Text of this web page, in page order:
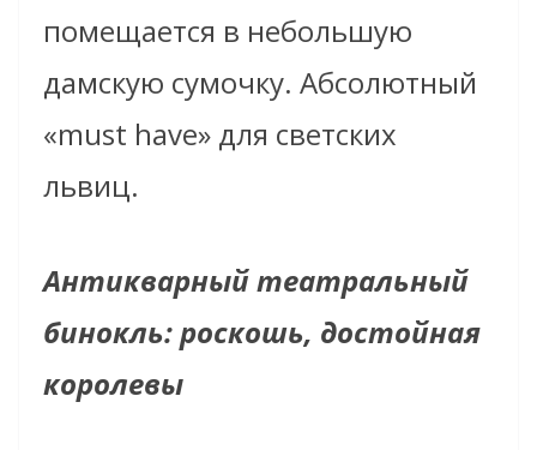
помещается в небольшую
дамскую сумочку. Абсолютный
«must have» для светских
львиц.
Антикварный театральный
бинокль: роскошь, достойная
королевы